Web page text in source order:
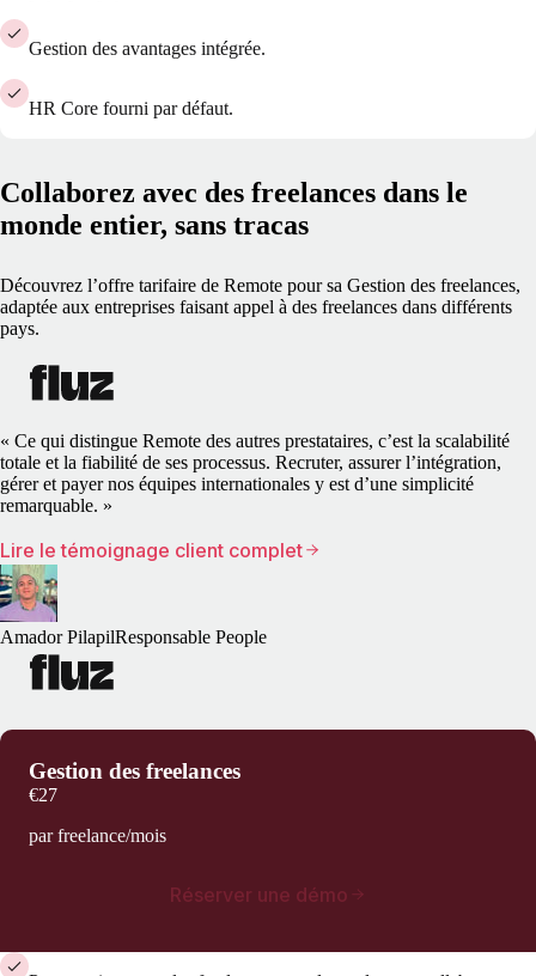
Gestion des avantages intégrée.
HR Core fourni par défaut.
Collaborez avec des freelances dans le
monde entier, sans tracas
Découvrez l’offre tarifaire de Remote pour sa Gestion des freelances,
adaptée aux entreprises faisant appel à des freelances dans différents
pays.
« Ce qui distingue Remote des autres prestataires, c’est la scalabilité
totale et la fiabilité de ses processus. Recruter, assurer l’intégration,
gérer et payer nos équipes internationales y est d’une simplicité
remarquable. »
Lire le témoignage client complet
Amador PilapilResponsable People
Gestion des freelances
€27
par freelance/mois
Réserver une démo